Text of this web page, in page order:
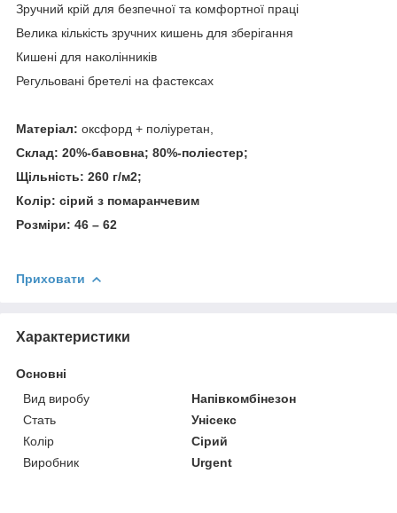
Зручний крій для безпечної та комфортної праці
Велика кількість зручних кишень для зберігання
Кишені для наколінників
Регульовані бретелі на фастексах
Матеріал: оксфорд + поліуретан,
Склад: 20%-бавовна; 80%-поліестер;
Щільність: 260 г/м2;
Колір: сірий з помаранчевим
Розміри: 46 – 62
Приховати
Характеристики
Основні
Вид виробу
Напівкомбінезон
Стать
Унісекс
Колір
Сірий
Виробник
Urgent